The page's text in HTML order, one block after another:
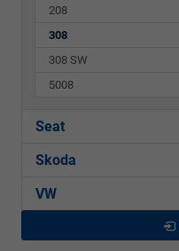
208
308
308 SW
5008
Seat
Skoda
VW